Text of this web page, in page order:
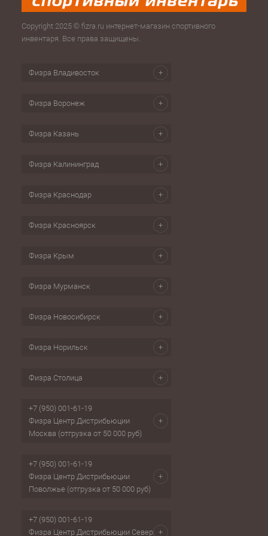
Copyright 2025 © fizra.ru интернет-магазин спортивного
инвентаря. Все права защищены.
Физра Владивосток
Физра Воронеж
Физра Казань
Физра Калининград
Физра Краснодар
Физра Красноярск
Физра Крым
Физра Мурманск
Физра Новосибирск
Физра Норильск
Физра Столица
+7 (950) 001-61-19
Физра Центр Дистрибьюции
Москва (отгрузка от 50 000 руб)
+7 (950) 001-61-19
Физра Центр Дистрибьюции
Поволжье (отгрузка от 50 000 руб)
+7 (950) 001-61-19
Физра Центр Дистрибьюции Север